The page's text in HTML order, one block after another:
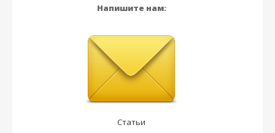
Напишите нам:
Статьи